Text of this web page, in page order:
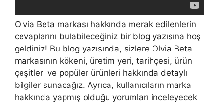
Olvia Beta markası hakkında merak edilenlerin
cevaplarını bulabileceğiniz bir blog yazısına hoş
geldiniz! Bu blog yazısında, sizlere Olvia Beta
markasının kökeni, üretim yeri, tarihçesi, ürün
çeşitleri ve popüler ürünleri hakkında detaylı
bilgiler sunacağız. Ayrıca, kullanıcıların marka
hakkında yapmış olduğu yorumları inceleyecek